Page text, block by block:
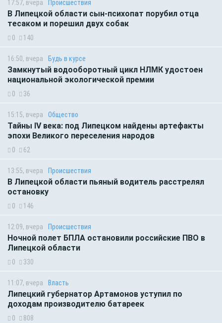
17:57, вчера Происшествия
В Липецкой области сын-психопат порубил отца
тесаком и порешил двух собак
0 140
16:50, вчера Будь в курсе
Замкнутый водооборотный цикл НЛМК удостоен
национальной экологической премии
0 36
15:15, вчера Общество
Тайны IV века: под Липецком найдены артефакты
эпохи Великого переселения народов
0 62
13:55, вчера Происшествия
В Липецкой области пьяный водитель расстрелял
остановку
0 146
12:09, вчера Происшествия
Ночной полет БПЛА остановили российские ПВО в
Липецкой области
0 330
11:07, вчера Власть
Липецкий губернатор Артамонов уступил по
доходам производителю батареек
0 808